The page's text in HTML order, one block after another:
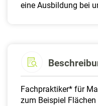
eine Ausbildung bei
Fachpraktiker* für
zum Beispiel